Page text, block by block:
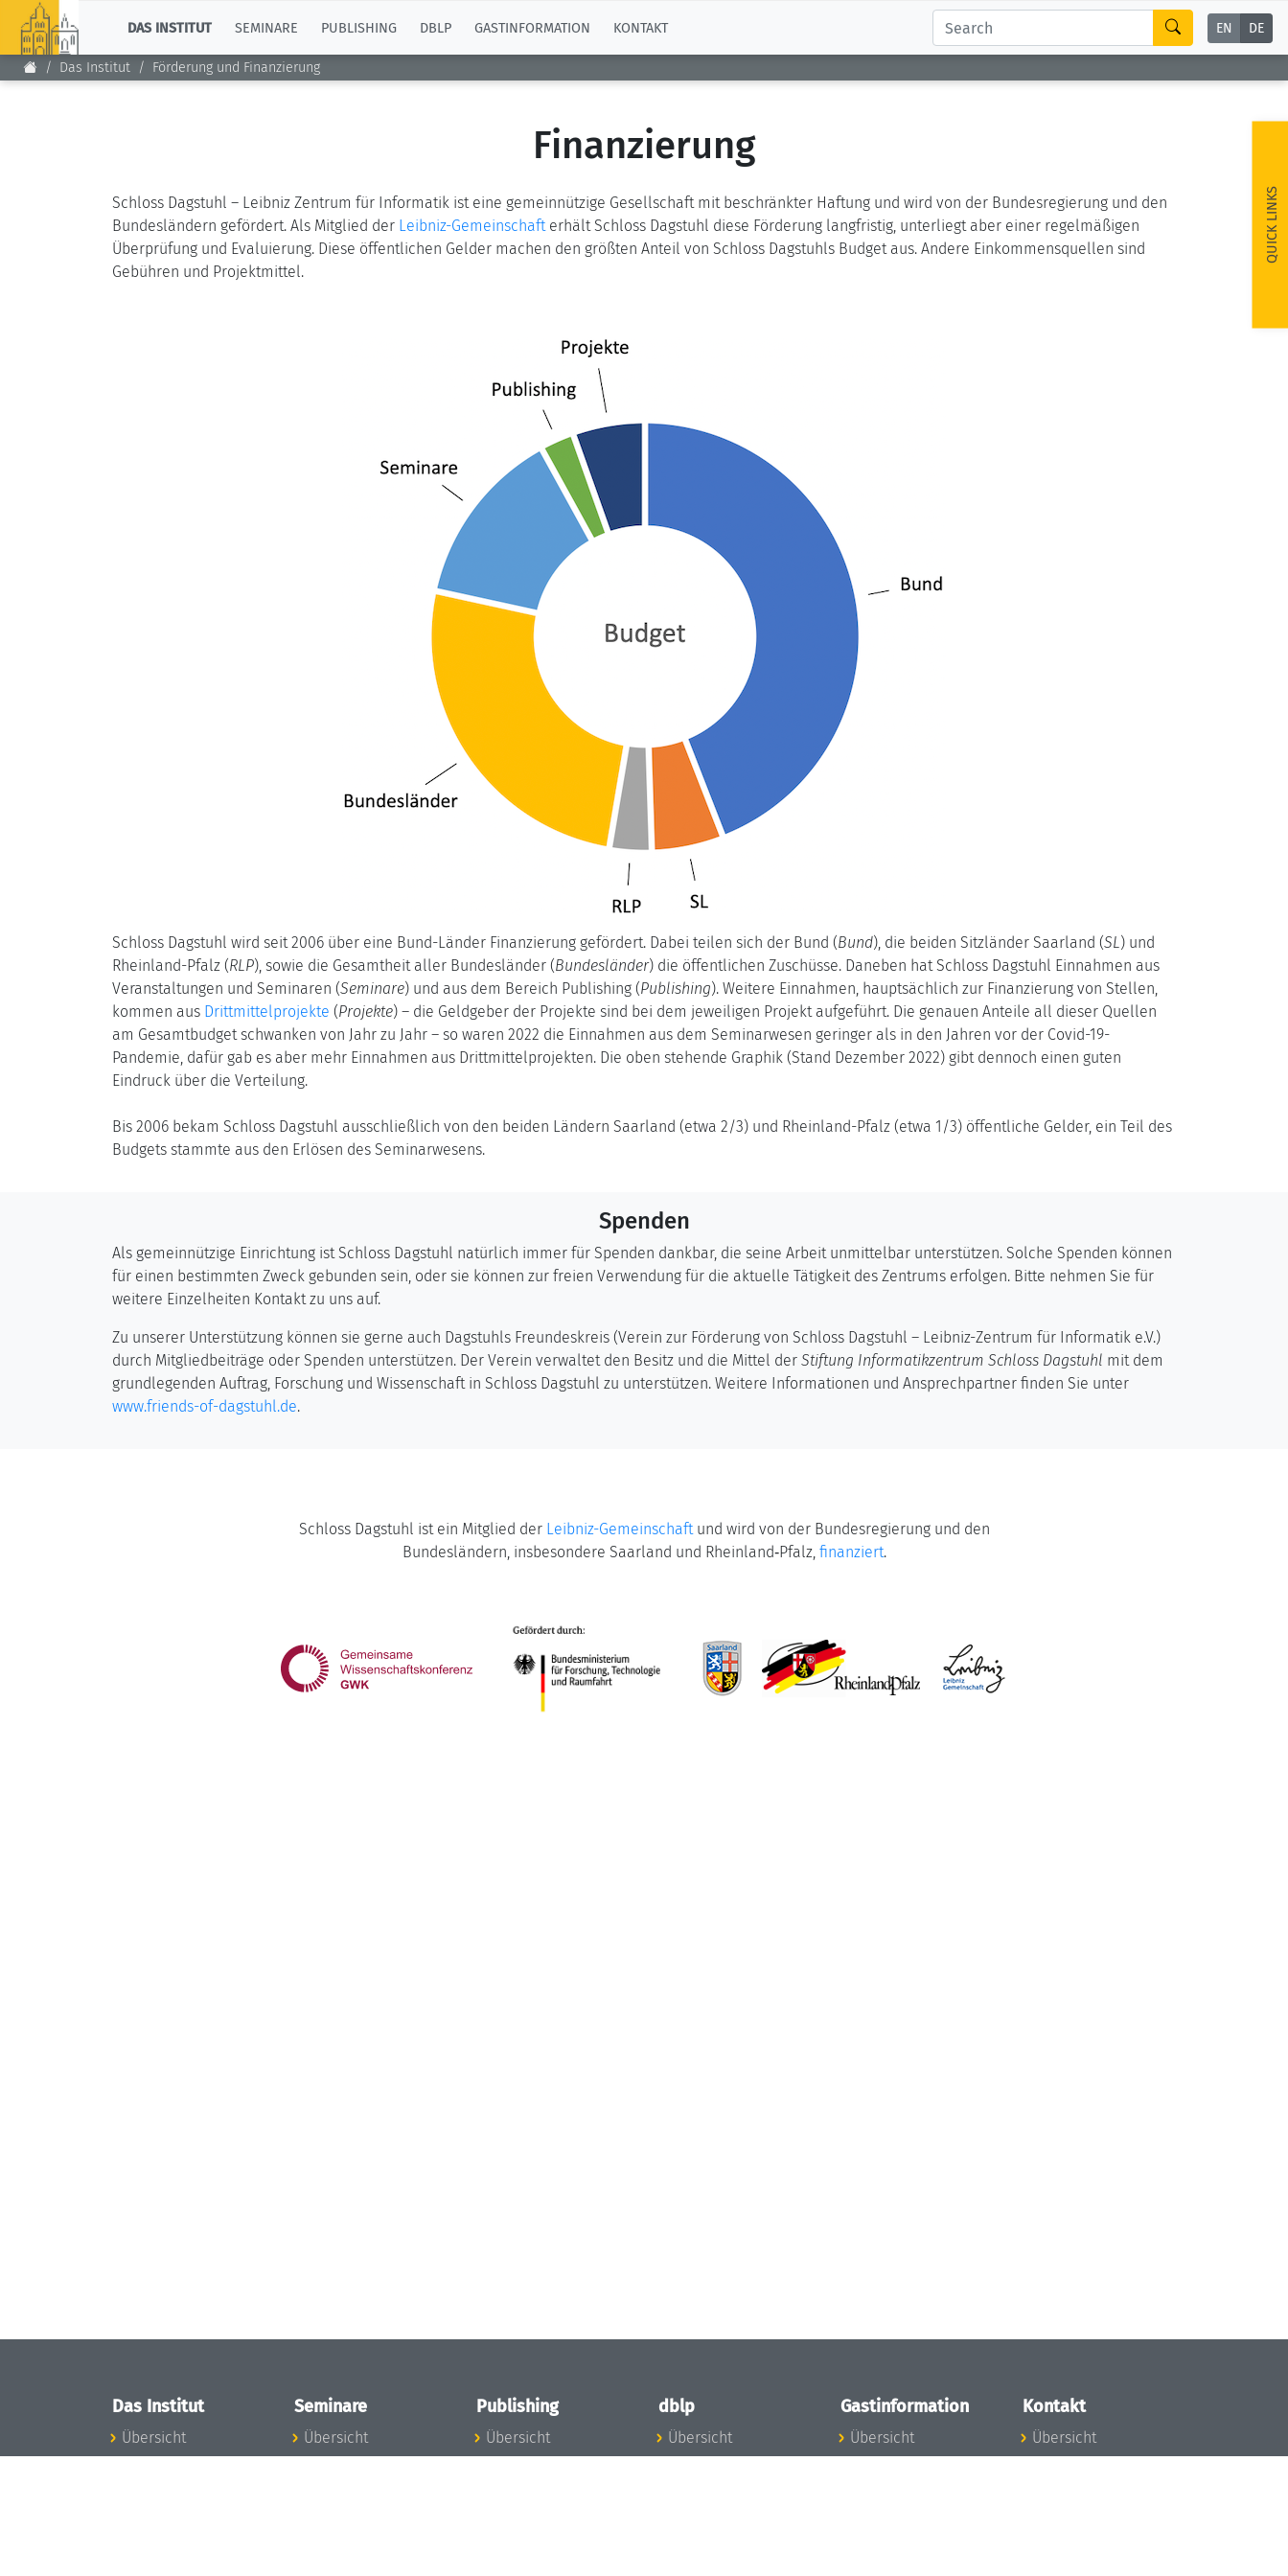
DAS INSTITUT SEMINARE PUBLISHING DBLP GASTINFORMATION KONTAKT EN DE
Das Institut Förderung und Finanzierung
QUICK LINKS
Finanzierung
Schloss Dagstuhl – Leibniz Zentrum für Informatik ist eine gemeinnützige Gesellschaft mit beschränkter Haftung und wird von der Bundesregierung und den
Bundesländern gefördert. Als Mitglied der Leibniz-Gemeinschafterhält Schloss Dagstuhl diese Förderung langfristig, unterliegt aber einer regelmäßigen
Überprüfung und Evaluierung. Diese öffentlichen Gelder machen den größten Anteil von Schloss Dagstuhls Budget aus. Andere Einkommensquellen sind
Gebühren und Projektmittel.
Schloss Dagstuhl wird seit 2006 über eine Bund-Länder Finanzierung gefördert. Dabei teilen sich der Bund (Bund), die beiden Sitzländer Saarland (SL) und
Rheinland-Pfalz (RLP), sowie die Gesamtheit aller Bundesländer (Bundesländer) die öffentlichen Zuschüsse. Daneben hat Schloss Dagstuhl Einnahmen aus
Veranstaltungen und Seminaren (Seminare) und aus dem Bereich Publishing (Publishing). Weitere Einnahmen, hauptsächlich zur Finanzierung von Stellen,
kommen aus Drittmittelprojekte (Projekte) – die Geldgeber der Projekte sind bei dem jeweiligen Projekt aufgeführt. Die genauen Anteile all dieser Quellen
am Gesamtbudget schwanken von Jahr zu Jahr – so waren 2022 die Einnahmen aus dem Seminarwesen geringer als in den Jahren vor der Covid-19-
Pandemie, dafür gab es aber mehr Einnahmen aus Drittmittelprojekten. Die oben stehende Graphik (Stand Dezember 2022) gibt dennoch einen guten
Eindruck über die Verteilung.
Bis 2006 bekam Schloss Dagstuhl ausschließlich von den beiden Ländern Saarland (etwa 2/3) und Rheinland-Pfalz (etwa 1/3) öffentliche Gelder, ein Teil des
Budgets stammte aus den Erlösen des Seminarwesens.
Spenden
Als gemeinnützige Einrichtung ist Schloss Dagstuhl natürlich immer für Spenden dankbar, die seine Arbeit unmittelbar unterstützen. Solche Spenden können
für einen bestimmten Zweck gebunden sein, oder sie können zur freien Verwendung für die aktuelle Tätigkeit des Zentrums erfolgen. Bitte nehmen Sie für
weitere Einzelheiten Kontakt zu uns auf.
Zu unserer Unterstützung können sie gerne auch Dagstuhls Freundeskreis (Verein zur Förderung von Schloss Dagstuhl – Leibniz-Zentrum für Informatik e.V.)
durch Mitgliedbeiträge oder Spenden unterstützen. Der Verein verwaltet den Besitz und die Mittel der Stiftung Informatikzentrum Schloss Dagstuhl mit dem
grundlegenden Auftrag, Forschung und Wissenschaft in Schloss Dagstuhl zu unterstützen. Weitere Informationen und Ansprechpartner finden Sie unter
www.friends-of-dagstuhl.de.
Schloss Dagstuhl ist ein Mitglied der Leibniz-Gemeinschaftund wird von der Bundesregierung und den
Bundesländern, insbesondere Saarland und Rheinland‑Pfalz, finanziert.
Das Institut
Übersicht
Seminare
Übersicht
Publishing
Übersicht
dblp
Übersicht
Gastinformation
Übersicht
Kontakt
Übersicht